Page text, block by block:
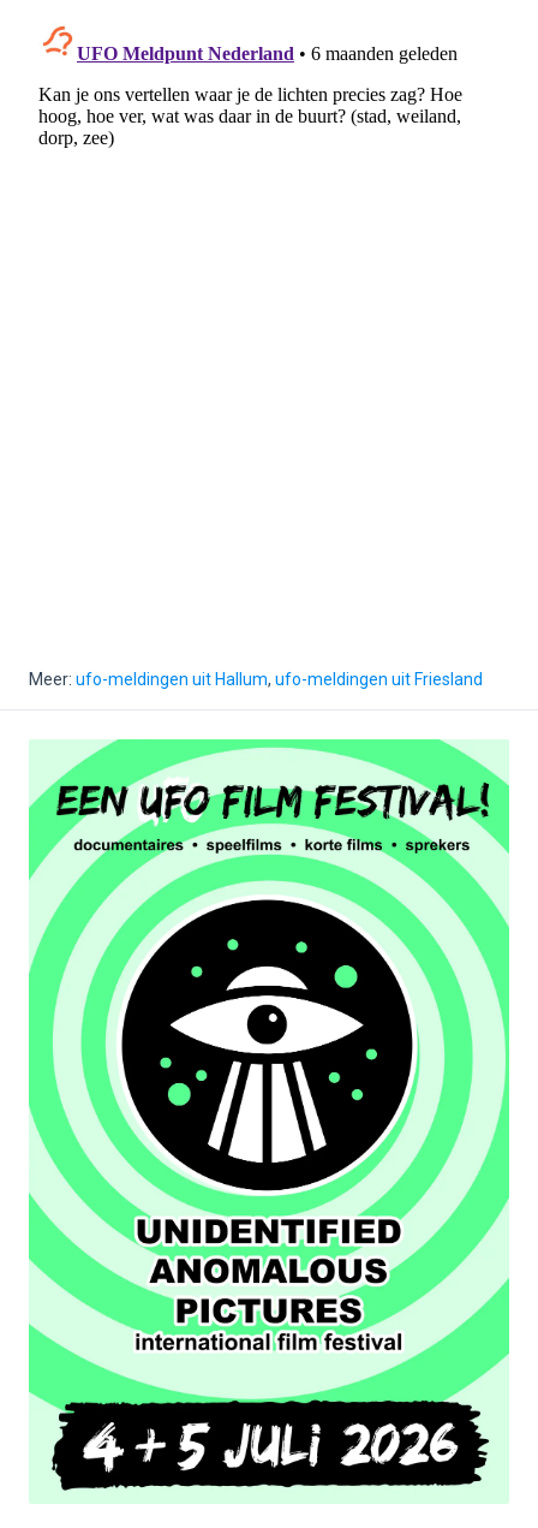
Meer: ufo-meldingen uit Hallum, ufo-meldingen uit Friesland